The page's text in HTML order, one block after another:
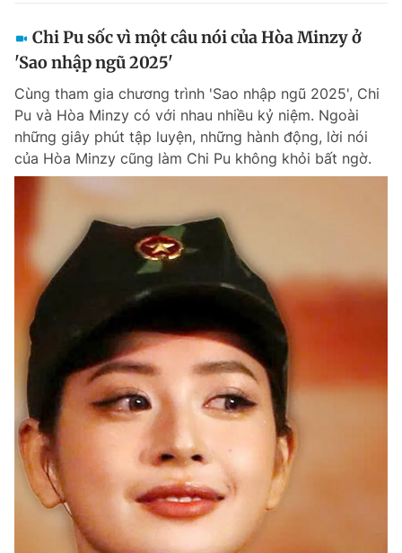
Chi Pu sốc vì một câu nói của Hòa Minzy ở
'Sao nhập ngũ 2025'
Cùng tham gia chương trình 'Sao nhập ngũ 2025', Chi
Pu và Hòa Minzy có với nhau nhiều kỷ niệm. Ngoài
những giây phút tập luyện, những hành động, lời nói
của Hòa Minzy cũng làm Chi Pu không khỏi bất ngờ.